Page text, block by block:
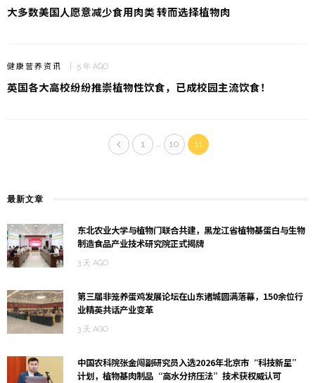
大多数美国人愿意减少食用肉类 转而选择植物肉
健康营养资讯 5 年 AGO
英国各大高校纷纷推崇植物性饮食，已成校园主流饮食！
1 10 11
最新文章
东北农业大学与植物门联合共建，黑龙江省植物基蛋白与生物
制造食品产业技术研究院正式揭牌
3 天 AGO
第三届非笼养蛋鸡发展论坛在山东诸城圆满落幕，150余位行
业精英共话产业变革
3 天 AGO
中国农科院张金闯副研究员入选2026年北京市“科技新星”
计划，植物基肉制品“高水分挤压法”技术获权威认可